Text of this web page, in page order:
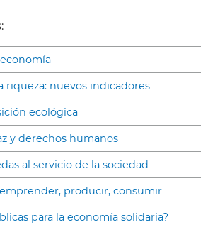
riqueza: nuevos indicadores
ecológica
y derechos humanos
al servicio de la sociedad
producir, consumir
para la economía solidaria?